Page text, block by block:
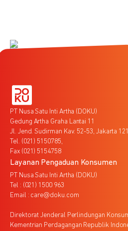
PT Nusa Satu Inti Artha (DOKU)
Gedung Artha Graha Lantai 11
Jl. Jend. Sudirman Kav. 52-53, Jakarta
Tel. (021) 5150785,
Fax (021) 5154758
Layanan Pengaduan Konsumen
PT Nusa Satu Inti Artha (DOKU)
Tel : (021) 1500 963
Email : care@doku.com
Direktorat Jenderal Perlindungan
Kementrian Perdagangan Republik